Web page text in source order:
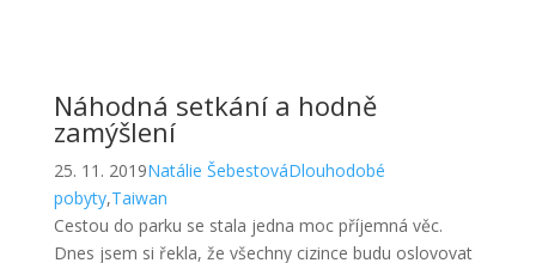
Dnes jsem si řekla, že všechny cizince budu oslovovat
“Dobrý den” abych zjistila jestli nejsou náhodou z
Česka.
Read More